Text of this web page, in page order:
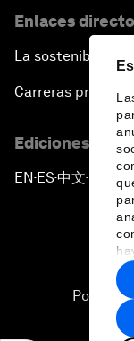
Enlaces
La sostenibilidad
Carreras
Ediciones en
EN ▪ES▪中文▪ 日本語
Política